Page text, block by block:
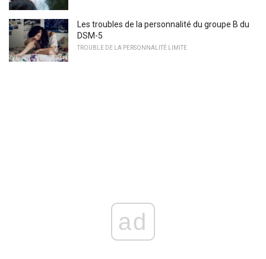
Les troubles de la personnalité du groupe B du
DSM-5
TROUBLE DE LA PERSONNALITÉ LIMITE
ad